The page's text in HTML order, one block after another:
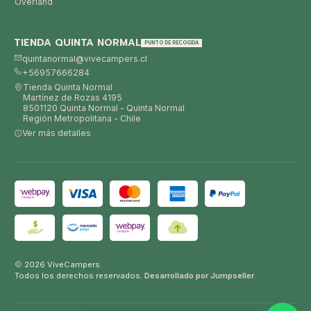
TIENDA QUINTA NORMAL PUNTO DE RECOGIDA
quintanormal@vivecampers.cl
+56957666284
Tienda Quinta Normal
Martínez de Rozas 4195
8501120 Quinta Normal - Quinta Normal
Región Metropolitana - Chile
Ver más detalles
2026 ViveCampers.
Todos los derechos reservados. Desarrollado por Jumpseller.